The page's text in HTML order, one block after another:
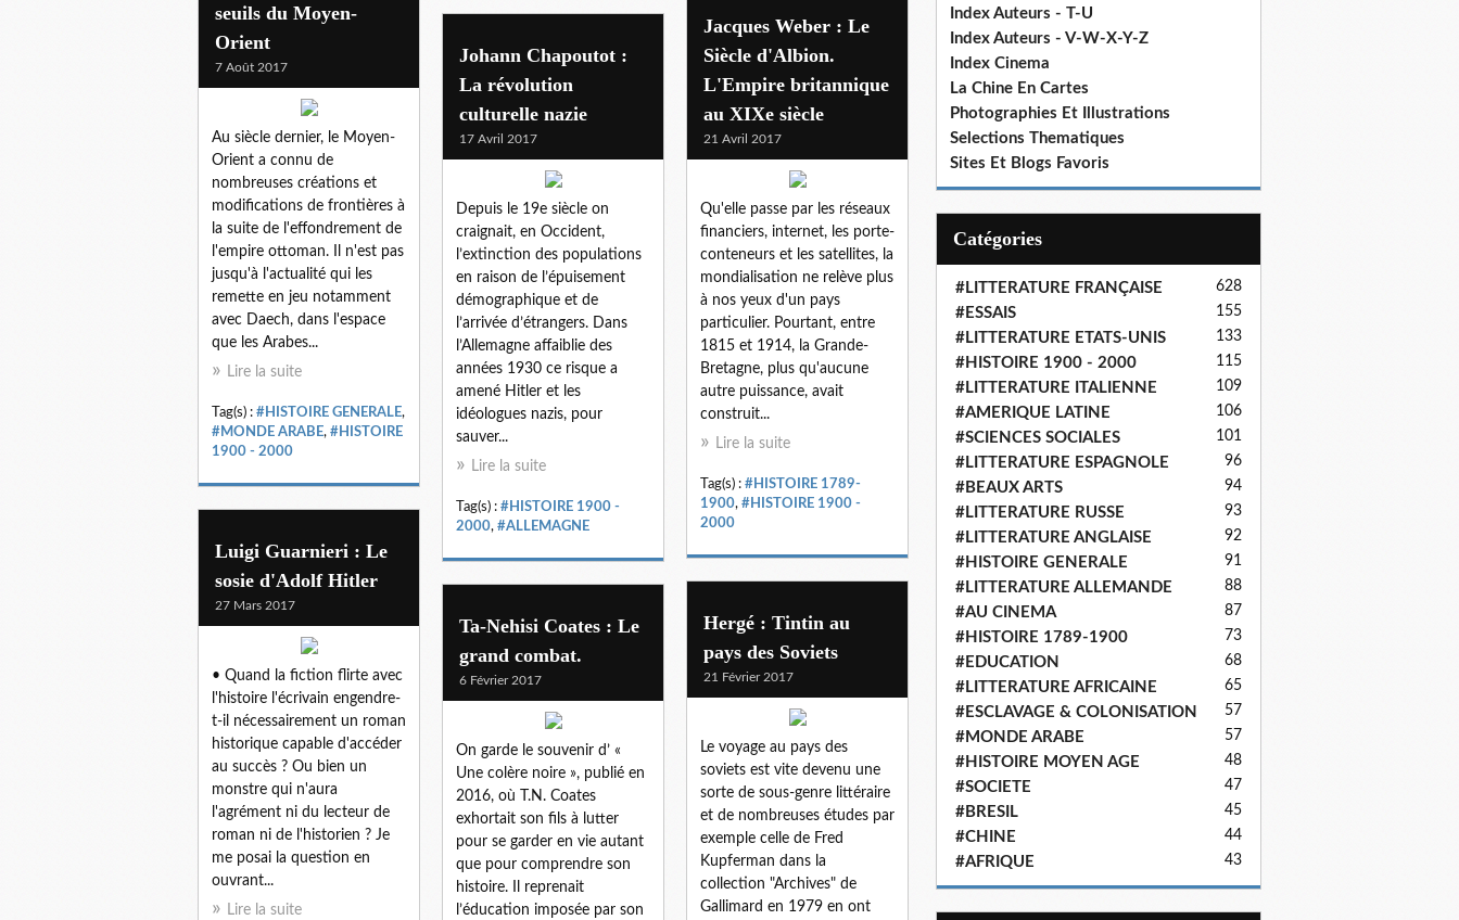
seuils du Moyen-
Orient
7 Août 2017
Au siècle dernier, le Moyen-
Orient a connu de
nombreuses créations et
modifications de frontières à
la suite de l'effondrement de
l'empire ottoman. Il n'est pas
jusqu'à l'actualité qui les
remette en jeu notamment
avec Daech, dans l'espace
que les Arabes...
Lire la suite
Tag(s) : #HISTOIRE GENERALE,
#MONDE ARABE, #HISTOIRE
1900 - 2000
Jacques Weber : Le
Siècle d'Albion.
L'Empire britannique
au XIXe siècle
21 Avril 2017
Qu'elle passe par les réseaux
financiers, internet, les porte-
conteneurs et les satellites, la
mondialisation ne relève plus
à nos yeux d'un pays
particulier. Pourtant, entre
1815 et 1914, la Grande-
Bretagne, plus qu'aucune
autre puissance, avait
construit...
Lire la suite
Tag(s) : #HISTOIRE 1789-
1900, #HISTOIRE 1900 -
2000
Johann Chapoutot :
La révolution
culturelle nazie
17 Avril 2017
Depuis le 19e siècle on
craignait, en Occident,
l’extinction des populations
en raison de l’épuisement
démographique et de
l’arrivée d’étrangers. Dans
l’Allemagne affaiblie des
années 1930 ce risque a
amené Hitler et les
idéologues nazis, pour
sauver...
Lire la suite
Tag(s) : #HISTOIRE 1900 -
2000, #ALLEMAGNE
Luigi Guarnieri : Le
sosie d'Adolf Hitler
27 Mars 2017
• Quand la fiction flirte avec
l'histoire l'écrivain engendre-
t-il nécessairement un roman
historique capable d'accéder
au succès ? Ou bien un
monstre qui n'aura
l'agrément ni du lecteur de
roman ni de l'historien ? Je
me posai la question en
ouvrant...
Lire la suite
Hergé : Tintin au
pays des Soviets
21 Février 2017
Le voyage au pays des
soviets est vite devenu une
sorte de sous-genre littéraire
et de nombreuses études par
exemple celle de Fred
Kupferman dans la
collection "Archives" de
Gallimard en 1979 en ont
Ta-Nehisi Coates : Le
grand combat.
6 Février 2017
On garde le souvenir d’ «
Une colère noire », publié en
2016, où T.N. Coates
exhortait son fils à lutter
pour se garder en vie autant
que pour comprendre son
histoire. Il reprenait
l’éducation imposée par son
Index Auteurs - T-U
Index Auteurs - V-W-X-Y-Z
Index Cinema
La Chine En Cartes
Photographies Et Illustrations
Selections Thematiques
Sites Et Blogs Favoris
Catégories
#LITTERATURE FRANÇAISE 628
#ESSAIS 155
#LITTERATURE ETATS-UNIS 133
#HISTOIRE 1900 - 2000 115
#LITTERATURE ITALIENNE 109
#AMERIQUE LATINE 106
#SCIENCES SOCIALES 101
#LITTERATURE ESPAGNOLE 96
#BEAUX ARTS 94
#LITTERATURE RUSSE 93
#LITTERATURE ANGLAISE 92
#HISTOIRE GENERALE 91
#LITTERATURE ALLEMANDE 88
#AU CINEMA 87
#HISTOIRE 1789-1900 73
#EDUCATION 68
#LITTERATURE AFRICAINE 65
#ESCLAVAGE & COLONISATION 57
#MONDE ARABE 57
#HISTOIRE MOYEN AGE 48
#SOCIETE 47
#BRESIL 45
#CHINE 44
#AFRIQUE 43